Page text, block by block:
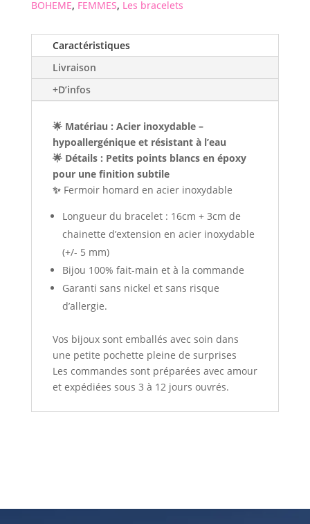
BOHEME, FEMMES, Les bracelets
Caractéristiques
Livraison
+D’infos
🌟 Matériau : Acier inoxydable –
hypoallergénique et résistant à l’eau
🌟 Détails : Petits points blancs en époxy
pour une finition subtile
✨Fermoir homard en acier inoxydable
Longueur du bracelet : 16cm + 3cm de
chainette d’extension en acier inoxydable
(+/- 5 mm)
Bijou 100% fait-main et à la commande
Garanti sans nickel et sans risque
d’allergie.
Vos bijoux sont emballés avec soin dans
une petite pochette pleine de surprises
Les commandes sont préparées avec amour
et expédiées sous 3 à 12 jours ouvrés.